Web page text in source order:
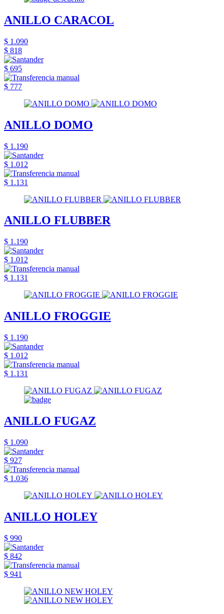
ANILLO CARACOL
$ 1.090
$ 818
$ 695
$ 777
ANILLO DOMO
$ 1.190
$ 1.012
$ 1.131
ANILLO FLUBBER
$ 1.190
$ 1.012
$ 1.131
ANILLO FROGGIE
$ 1.190
$ 1.012
$ 1.131
ANILLO FUGAZ
$ 1.090
$ 927
$ 1.036
ANILLO HOLEY
$ 990
$ 842
$ 941